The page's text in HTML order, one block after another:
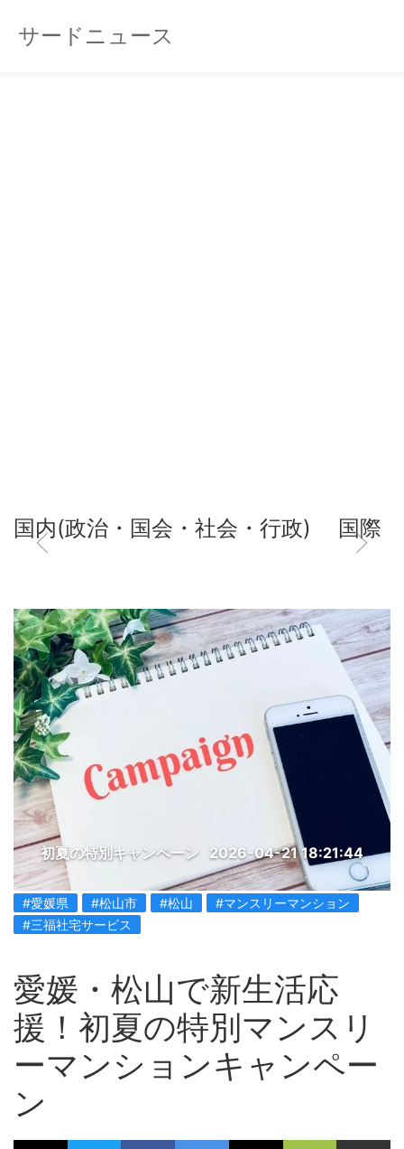
サードニュース
国内(政治・国会・社会・行政) 国際
初夏の特別キャンペーン 2026-04-21 18:21:44
#愛媛県 #松山市 #松山
#マンスリーマンション
#三福社宅サービス
愛媛・松山で新生活応
援！初夏の特別マンスリ
ーマンションキャンペー
ン